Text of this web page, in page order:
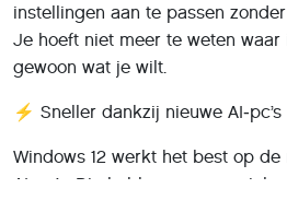
instellingen aan te passen zonder
Je hoeft niet meer te weten
gewoon wat je wilt.
⚡ Sneller dankzij nieuwe AI‑pc’s
Windows 12 werkt het best op de
AI‑pc’s. Die hebben een speciale